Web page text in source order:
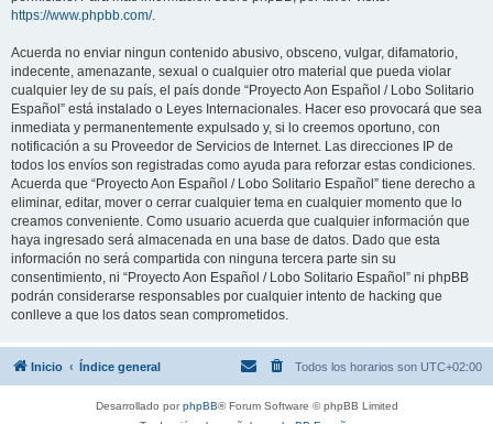
https://www.phpbb.com/.
Acuerda no enviar ningun contenido abusivo, obsceno, vulgar, difamatorio,
indecente, amenazante, sexual o cualquier otro material que pueda violar
cualquier ley de su país, el país donde “Proyecto Aon Español / Lobo Solitario
Español” está instalado o Leyes Internacionales. Hacer eso provocará que sea
inmediata y permanentemente expulsado y, si lo creemos oportuno, con
notificación a su Proveedor de Servicios de Internet. Las direcciones IP de
todos los envíos son registradas como ayuda para reforzar estas condiciones.
Acuerda que “Proyecto Aon Español / Lobo Solitario Español” tiene derecho a
eliminar, editar, mover o cerrar cualquier tema en cualquier momento que lo
creamos conveniente. Como usuario acuerda que cualquier información que
haya ingresado será almacenada en una base de datos. Dado que esta
información no será compartida con ninguna tercera parte sin su
consentimiento, ni “Proyecto Aon Español / Lobo Solitario Español” ni phpBB
podrán considerarse responsables por cualquier intento de hacking que
conlleve a que los datos sean comprometidos.
Inicio Índice general Todos los horarios son UTC+02:00
Desarrollado porphpBB® Forum Software © phpBB Limited